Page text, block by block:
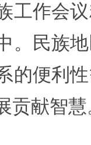
工作会
。民族
的便利
贡献智慧